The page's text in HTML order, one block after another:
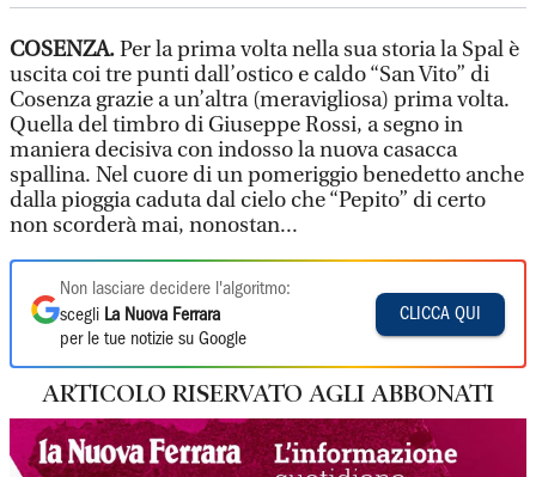
COSENZA.Per la prima volta nella sua storia la Spal è
uscita coi tre punti dall’ostico e caldo “San Vito” di
Cosenza grazie a un’altra (meravigliosa) prima volta.
Quella del timbro di Giuseppe Rossi, a segno in
maniera decisiva con indosso la nuova casacca
spallina. Nel cuore di un pomeriggio benedetto anche
dalla pioggia caduta dal cielo che “Pepito” di certo
non scorderà mai, nonostan...
Non lasciare decidere l'algoritmo:
scegli La Nuova Ferrara
per le tue notizie su Google
CLICCA QUI
ARTICOLO RISERVATO AGLI ABBONATI